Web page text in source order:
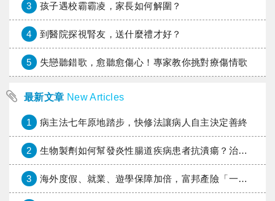
3 孩子遇校霸霸凌，家長如何解圍？
4 到醫院探視腎友，送什麼禮才好？
5 失戀聽錯歌，愈聽愈傷心！專家教你挑對療傷情歌
最新文章 New Articles
1 病主法七年原地踏步，快修法讓病人自主決定善終
2 生物製劑如何幫發炎性腸道疾病患者抗潰瘍？治療進展與健保給付困境一次看
3 海外度假、就業、遊學保障加倍，富邦產險「一期逐夢」專案加碼遠距醫療與緊急救援